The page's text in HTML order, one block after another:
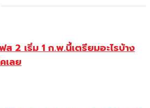
ส 2 เริ่ม 1 ก.พ.นี้เตรียมอะไรบ้าง
เลย